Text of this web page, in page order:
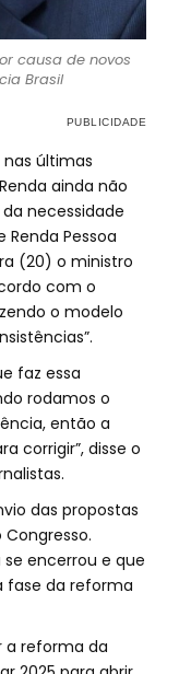
causa de novos
Brasil
últimas
ainda não
necessidade
Pessoa
(20) o ministro
com o
o modelo
faz essa
rodamos o
então a
corrigir”, disse o
das propostas
se encerrou e que
fase da reforma
a reforma da